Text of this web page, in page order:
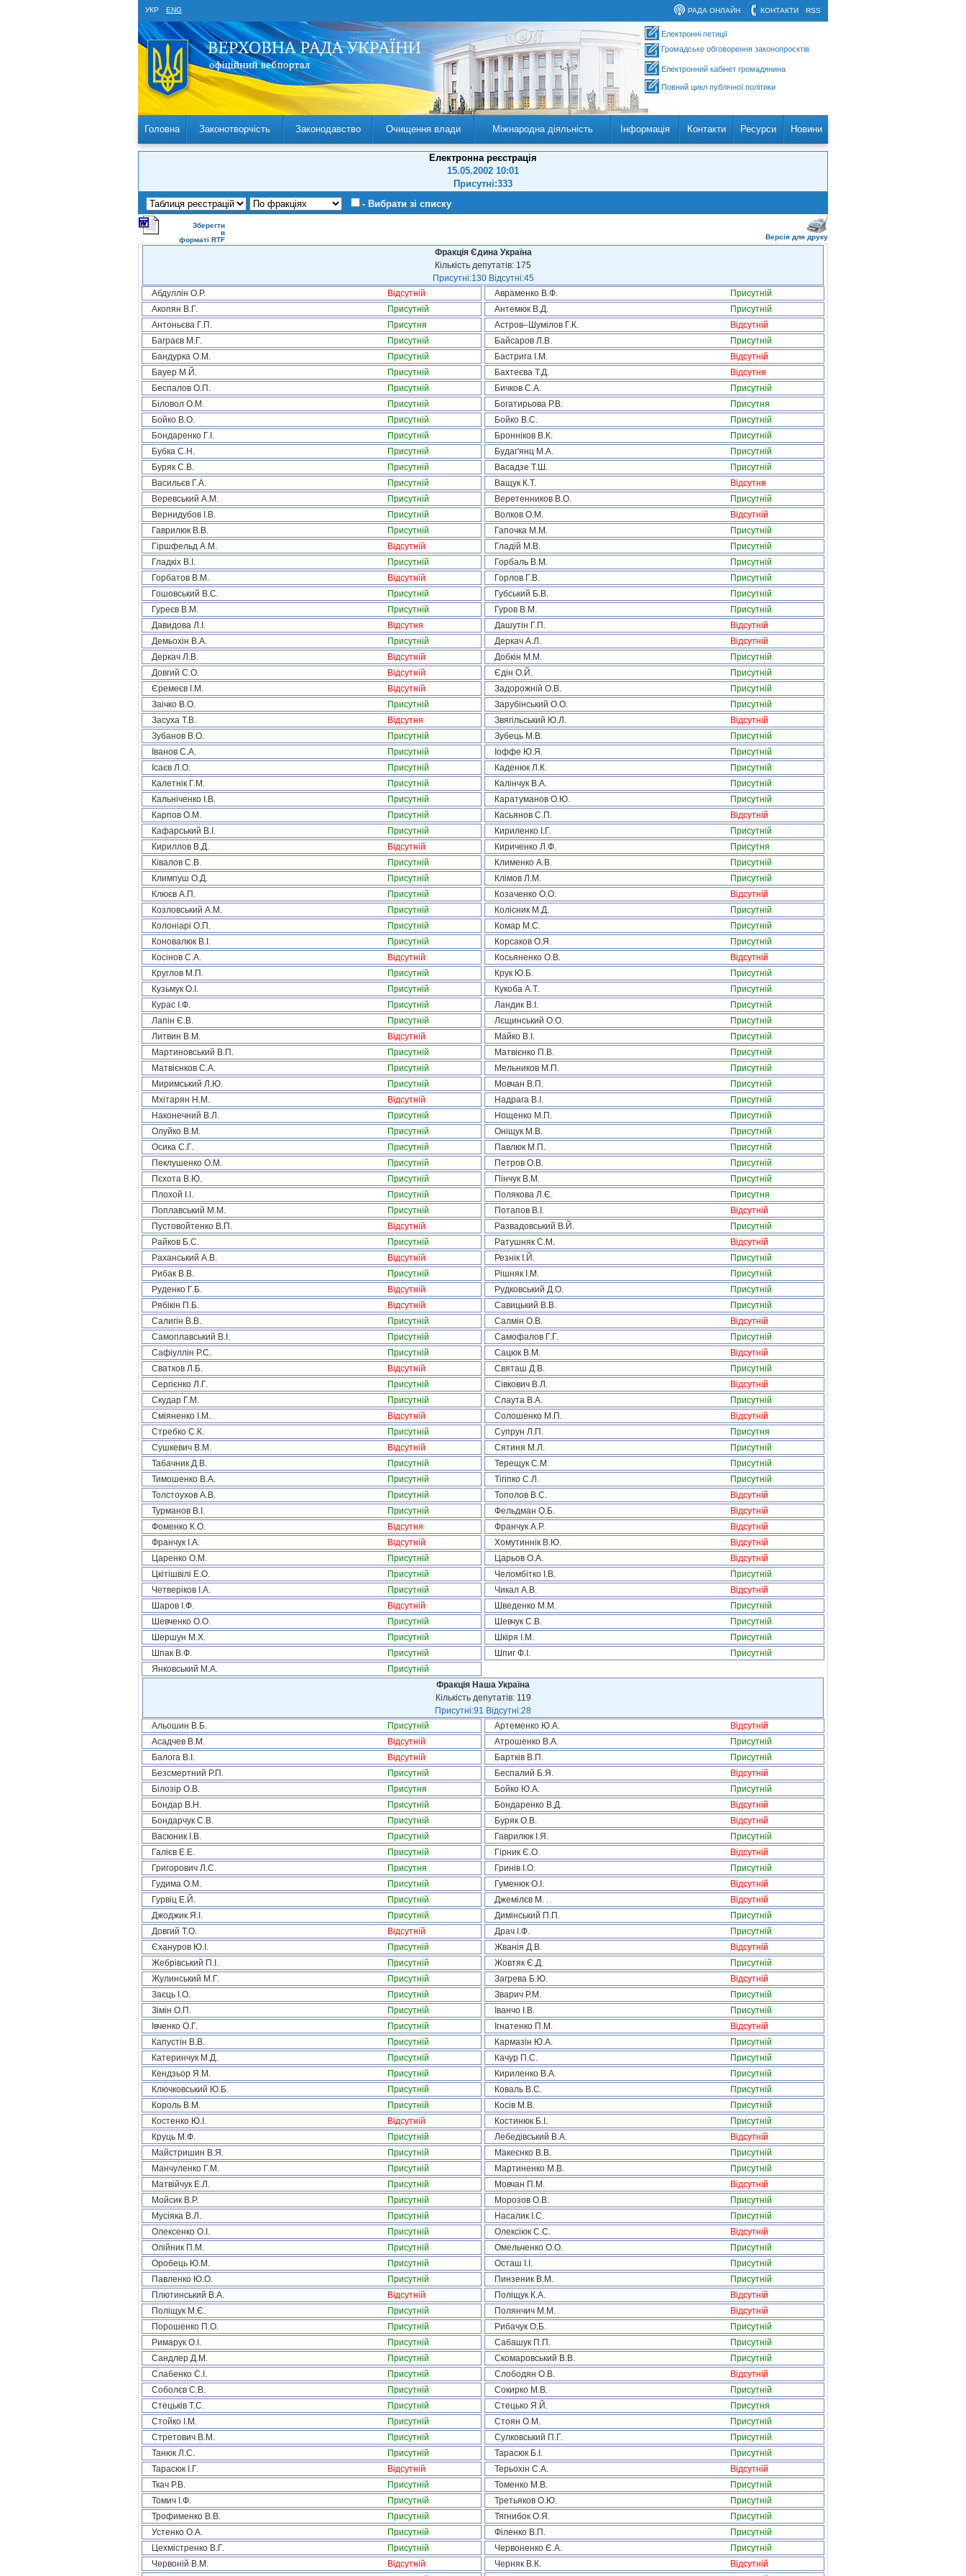
УКР ENG RSS
КОНТАКТИ
РАДА ОНЛАЙН
Електронні петиції
Громадське обговорення законопроєктів
Електронний кабінет громадянина
Повний цикл публічної політики
Головна Законотворчість Законодавство Очищення влади Міжнародна діяльність Інформація Контакти Ресурси Новини
Електронна реєстрація
15.05.2002 10:01
Присутні:333
- Вибрати зі списку
Зберегти
в
форматі RTF
Версія для друку
Фракція Єдина Україна
Кількість депутатів: 175
Присутні:130 Відсутні:45
Абдуллін О.Р.
Відсутній Авраменко В.Ф.
Присутній
Акопян В.Г.
Присутній Антемюк В.Д.
Присутній
Антоньєва Г.П.
Присутня Астров–Шумілов Г.К.
Відсутній
Баграєв М.Г.
Присутній Байсаров Л.В.
Присутній
Бандурка О.М.
Присутній Бастрига І.М.
Відсутній
Бауер М.Й.
Присутній Бахтеєва Т.Д.
Відсутня
Беспалов О.П.
Присутній Бичков С.А.
Присутній
Біловол О.М.
Присутній Богатирьова Р.В.
Присутня
Бойко В.О.
Присутній Бойко В.С.
Присутній
Бондаренко Г.І.
Присутній Бронніков В.К.
Присутній
Бубка С.Н.
Присутній Будаг'янц М.А.
Присутній
Буряк С.В.
Присутній Васадзе Т.Ш.
Присутній
Васильєв Г.А.
Присутній Ващук К.Т.
Відсутня
Веревський А.М.
Присутній Веретенников В.О.
Присутній
Вернидубов І.В.
Присутній Волков О.М.
Відсутній
Гаврилюк В.В.
Присутній Гапочка М.М.
Присутній
Гіршфельд А.М.
Відсутній Гладій М.В.
Присутній
Гладкіх В.І.
Присутній Горбаль В.М.
Присутній
Горбатов В.М.
Відсутній Горлов Г.В.
Присутній
Гошовський В.С.
Присутній Губський Б.В.
Присутній
Гуреєв В.М.
Присутній Гуров В.М.
Присутній
Давидова Л.І.
Відсутня Дашутін Г.П.
Відсутній
Демьохін В.А.
Присутній Деркач А.Л.
Відсутній
Деркач Л.В.
Відсутній Добкін М.М.
Присутній
Довгий С.О.
Відсутній Єдін О.Й.
Присутній
Єремеєв І.М.
Відсутній Задорожній О.В.
Присутній
Заічко В.О.
Присутній Зарубінський О.О.
Присутній
Засуха Т.В.
Відсутня Звягільський Ю.Л.
Відсутній
Зубанов В.О.
Присутній Зубець М.В.
Присутній
Іванов С.А.
Присутній Іоффе Ю.Я.
Присутній
Ісаєв Л.О.
Присутній Каденюк Л.К.
Присутній
Калетнік Г.М.
Присутній Калінчук В.А.
Присутній
Кальніченко І.В.
Присутній Каратуманов О.Ю.
Присутній
Карпов О.М.
Присутній Касьянов С.П.
Відсутній
Кафарський В.І.
Присутній Кириленко І.Г.
Присутній
Кириллов В.Д.
Відсутній Кириченко Л.Ф.
Присутня
Ківалов С.В.
Присутній Клименко А.В.
Присутній
Климпуш О.Д.
Присутній Клімов Л.М.
Присутній
Клюєв А.П.
Присутній Козаченко О.О.
Відсутній
Козловський А.М.
Присутній Колісник М.Д.
Присутній
Колоніарі О.П.
Присутній Комар М.С.
Присутній
Коновалюк В.І.
Присутній Корсаков О.Я.
Присутній
Косінов С.А.
Відсутній Косьяненко О.В.
Відсутній
Круглов М.П.
Присутній Крук Ю.Б.
Присутній
Кузьмук О.І.
Присутній Кукоба А.Т.
Присутній
Курас І.Ф.
Присутній Ландик В.І.
Присутній
Лапін Є.В.
Присутній Лєщинський О.О.
Присутній
Литвин В.М.
Відсутній Майко В.І.
Присутній
Мартиновський В.П.
Присутній Матвієнко П.В.
Присутній
Матвієнков С.А.
Присутній Мельников М.П.
Присутній
Миримський Л.Ю.
Присутній Мовчан В.П.
Присутній
Мхітарян Н.М.
Відсутній Надрага В.І.
Присутній
Наконечний В.Л.
Присутній Нощенко М.П.
Присутній
Олуйко В.М.
Присутній Оніщук М.В.
Присутній
Осика С.Г.
Присутній Павлюк М.П.
Присутній
Пеклушенко О.М.
Присутній Петров О.В.
Присутній
Пєхота В.Ю.
Присутній Пінчук В.М.
Присутній
Плохой І.І.
Присутній Полякова Л.Є.
Присутня
Поплавський М.М.
Присутній Потапов В.І.
Відсутній
Пустовойтенко В.П.
Відсутній Развадовський В.Й.
Присутній
Райков Б.С.
Присутній Ратушняк С.М.
Відсутній
Раханський А.В.
Відсутній Резнік І.Й.
Присутній
Рибак В.В.
Присутній Рішняк І.М.
Присутній
Руденко Г.Б.
Відсутній Рудковський Д.О.
Присутній
Рябікін П.Б.
Відсутній Савицький В.В.
Присутній
Салигін В.В.
Присутній Салмін О.В.
Відсутній
Самоплавський В.І.
Присутній Самофалов Г.Г.
Присутній
Сафіуллін Р.С.
Присутній Сацюк В.М.
Відсутній
Сватков Л.Б.
Відсутній Святаш Д.В.
Присутній
Сергієнко Л.Г.
Присутній Сівкович В.Л.
Відсутній
Скудар Г.М.
Присутній Слаута В.А.
Присутній
Сміяненко І.М.
Відсутній Солошенко М.П.
Відсутній
Стребко С.К.
Присутній Супрун Л.П.
Присутня
Сушкевич В.М.
Відсутній Сятиня М.Л.
Присутній
Табачник Д.В.
Присутній Терещук С.М.
Присутній
Тимошенко В.А.
Присутній Тігіпко С.Л.
Присутній
Толстоухов А.В.
Присутній Тополов В.С.
Відсутній
Турманов В.І.
Присутній Фельдман О.Б.
Відсутній
Фоменко К.О.
Відсутня Франчук А.Р.
Відсутній
Франчук І.А.
Відсутній Хомутиннік В.Ю.
Відсутній
Царенко О.М.
Присутній Царьов О.А.
Відсутній
Цкітішвілі Е.О.
Присутній Челомбітко І.В.
Присутній
Четверіков І.А.
Присутній Чикал А.В.
Відсутній
Шаров І.Ф.
Відсутній Шведенко М.М.
Присутній
Шевченко О.О.
Присутній Шевчук С.В.
Присутній
Шершун М.Х.
Присутній Шкіря І.М.
Присутній
Шпак В.Ф.
Присутній Шпиг Ф.І.
Присутній
Янковський М.А.
Присутній
Фракція Наша Україна
Кількість депутатів: 119
Присутні:91 Відсутні:28
Альошин В.Б.
Присутній Артеменко Ю.А.
Відсутній
Асадчев В.М.
Відсутній Атрошенко В.А.
Присутній
Балога В.І.
Відсутній Бартків В.П.
Присутній
Безсмертний Р.П.
Присутній Беспалий Б.Я.
Відсутній
Білозір О.В.
Присутня Бойко Ю.А.
Присутній
Бондар В.Н.
Присутній Бондаренко В.Д.
Відсутній
Бондарчук С.В.
Присутній Буряк О.В.
Відсутній
Васюник І.В.
Присутній Гаврилюк І.Я.
Присутній
Галієв Е.Е.
Присутній Гірник Є.О.
Відсутній
Григорович Л.С.
Присутня Гринів І.О.
Присутній
Гудима О.М.
Присутній Гуменюк О.І.
Відсутній
Гурвіц Е.Й.
Присутній Джемілєв М. .
Відсутній
Джоджик Я.І.
Присутній Димінський П.П.
Присутній
Довгий Т.О.
Відсутній Драч І.Ф.
Присутній
Єхануров Ю.І.
Присутній Жванія Д.В.
Відсутній
Жебрівський П.І.
Присутній Жовтяк Є.Д.
Присутній
Жулинський М.Г.
Присутній Загрева Б.Ю.
Відсутній
Заєць І.О.
Присутній Зварич Р.М.
Присутній
Зімін О.П.
Присутній Іванчо І.В.
Присутній
Івченко О.Г.
Присутній Ігнатенко П.М.
Відсутній
Капустін В.В.
Присутній Кармазін Ю.А.
Присутній
Катеринчук М.Д.
Присутній Качур П.С.
Присутній
Кендзьор Я.М.
Присутній Кириленко В.А.
Присутній
Ключковський Ю.Б.
Присутній Коваль В.С.
Присутній
Король В.М.
Присутній Косів М.В.
Присутній
Костенко Ю.І.
Відсутній Костинюк Б.І.
Присутній
Круць М.Ф.
Присутній Лебедівський В.А.
Відсутній
Майстришин В.Я.
Присутній Макеєнко В.В.
Присутній
Манчуленко Г.М.
Присутній Мартиненко М.В.
Присутній
Матвійчук Е.Л.
Присутній Мовчан П.М.
Відсутній
Мойсик В.Р.
Присутній Морозов О.В.
Присутній
Мусіяка В.Л.
Присутній Насалик І.С.
Присутній
Олексенко О.І.
Присутній Олексіюк С.С.
Відсутній
Олійник П.М.
Присутній Омельченко О.О.
Присутній
Оробець Ю.М.
Присутній Осташ І.І.
Присутній
Павленко Ю.О.
Присутній Пинзеник В.М.
Присутній
Плютинський В.А.
Відсутній Поліщук К.А.
Відсутній
Поліщук М.Є.
Присутній Полянчич М.М.
Відсутній
Порошенко П.О.
Присутній Рибачук О.Б.
Присутній
Римарук О.І.
Присутній Сабашук П.П.
Присутній
Сандлер Д.М.
Присутній Скомаровський В.В.
Присутній
Слабенко С.І.
Присутній Слободян О.В.
Відсутній
Соболєв С.В.
Присутній Сокирко М.В.
Присутній
Стецьків Т.С.
Присутній Стецько Я.Й.
Присутня
Стойко І.М.
Присутній Стоян О.М.
Присутній
Стретович В.М.
Присутній Сулковський П.Г.
Присутній
Танюк Л.С.
Присутній Тарасюк Б.І.
Присутній
Тарасюк І.Г.
Відсутній Терьохін С.А.
Відсутній
Ткач Р.В.
Присутній Томенко М.В.
Присутній
Томич І.Ф.
Присутній Третьяков О.Ю.
Присутній
Трофименко В.В.
Присутній Тягнибок О.Я.
Присутній
Устенко О.А.
Присутній Філенко В.П.
Присутній
Цехмістренко В.Г.
Присутній Червоненко Є.А.
Присутній
Червоній В.М.
Відсутній Черняк В.К.
Відсутній